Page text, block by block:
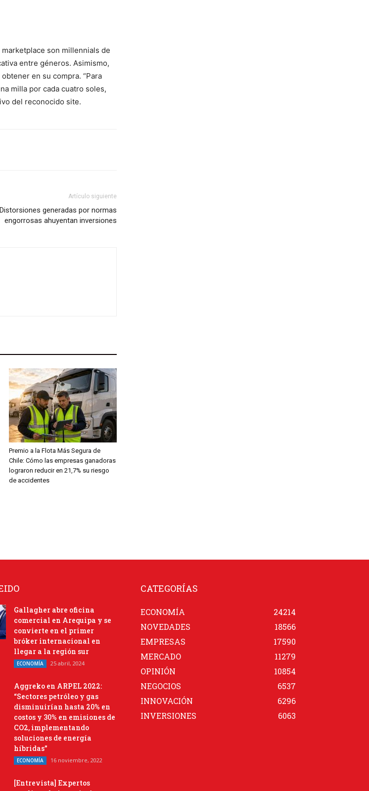
son millennials de
entre géneros. Asimismo,
en su compra. “Para
milla por cada cuatro soles,
del reconocido site.
Artículo siguiente
generadas por normas
engorrosas ahuyentan inversiones
Premio a la Flota Más Segura de
Chile: Cómo las empresas ganadoras
lograron reducir en 21,7% su riesgo
de accidentes
Gallagher abre oficina
comercial en Arequipa y se
convierte en el primer
bróker internacional en
llegar a la región sur
ECONOMÍA 25 abril, 2024
Aggreko en ARPEL 2022:
“Sectores petróleo y gas
disminuirían hasta 20% en
costos y 30% en emisiones de
CO2, implementando
soluciones de energía
híbridas”
ECONOMÍA 16 noviembre, 2022
[Entrevista] Expertos
CATEGORÍAS
ECONOMÍA
24214
NOVEDADES
18566
EMPRESAS
17590
MERCADO
11279
OPINIÓN
10854
NEGOCIOS
6537
INNOVACIÓN
6296
INVERSIONES
6063